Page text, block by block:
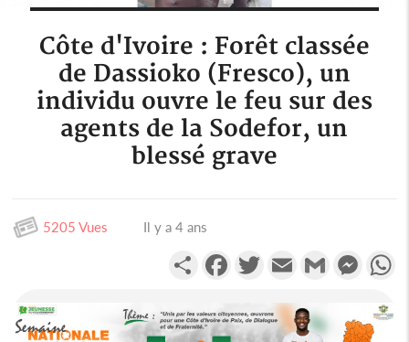
Côte d'Ivoire : Forêt classée
de Dassioko (Fresco), un
individu ouvre le feu sur des
agents de la Sodefor, un
blessé grave
5205 Vues Il y a 4 ans
PartagerFacebookTwitterEmail Gmail